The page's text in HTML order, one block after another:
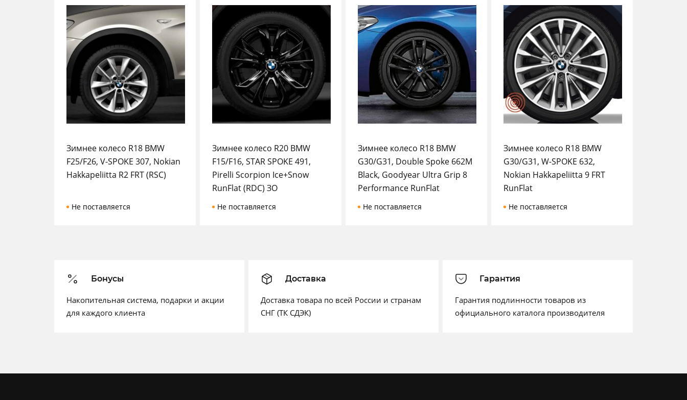
Зимнее колесо R18 BMW
F25/F26, V-SPOKE 307, Nokian
Hakkapeliitta R2 FRT (RSC)
Не поставляется
Зимнее колесо R20 BMW
F15/F16, STAR SPOKE 491,
Pirelli Scorpion Ice+Snow
RunFlat (RDC) ЗО
Не поставляется
Зимнее колесо R18 BMW
G30/G31, Double Spoke 662M
Black, Goodyear Ultra Grip 8
Performance RunFlat
Не поставляется
Зимнее колесо R18 BMW
G30/G31, W-SPOKE 632,
Nokian Hakkapeliitta 9 FRT
RunFlat
Не поставляется
Бонусы
Накопительная система, подарки и акции
для каждого клиента
Доставка
Доставка товара по всей России и странам
СНГ (ТК СДЭК)
Гарантия
Гарантия подлинности товаров из
официального каталога производителя